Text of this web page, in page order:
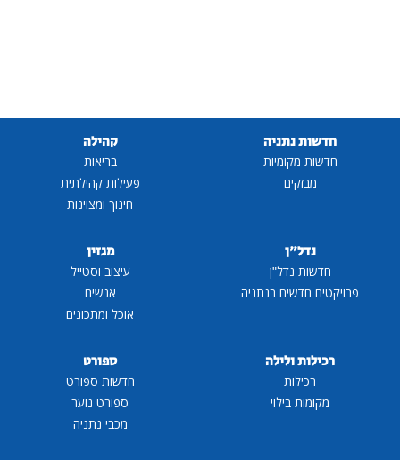
חדשות נתניה
חדשות מקומיות
מבזקים
קהילה
בריאות
פעילות קהילתית
חינוך ומצוינות
נדל"ן
חדשות נדל"ן
פרויקטים חדשים בנתניה
מגזין
עיצוב וסטייל
אנשים
אוכל ומתכונים
רכילות ולילה
רכילות
מקומות בילוי
ספורט
חדשות ספורט
ספורט נוער
מכבי נתניה